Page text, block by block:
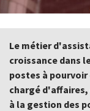
Le métier
croissance dans
postes à pourvoir
chargé
à la gestion des